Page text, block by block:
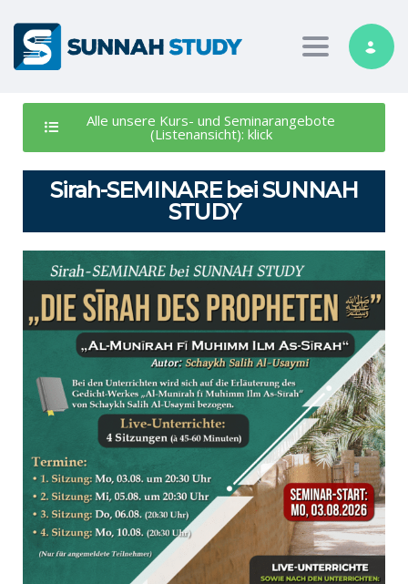
Toggle
Alle unsere Kurs- und Seminarangebote
(Listenansicht): klick
Sirah-SEMINARE bei SUNNAH
STUDY